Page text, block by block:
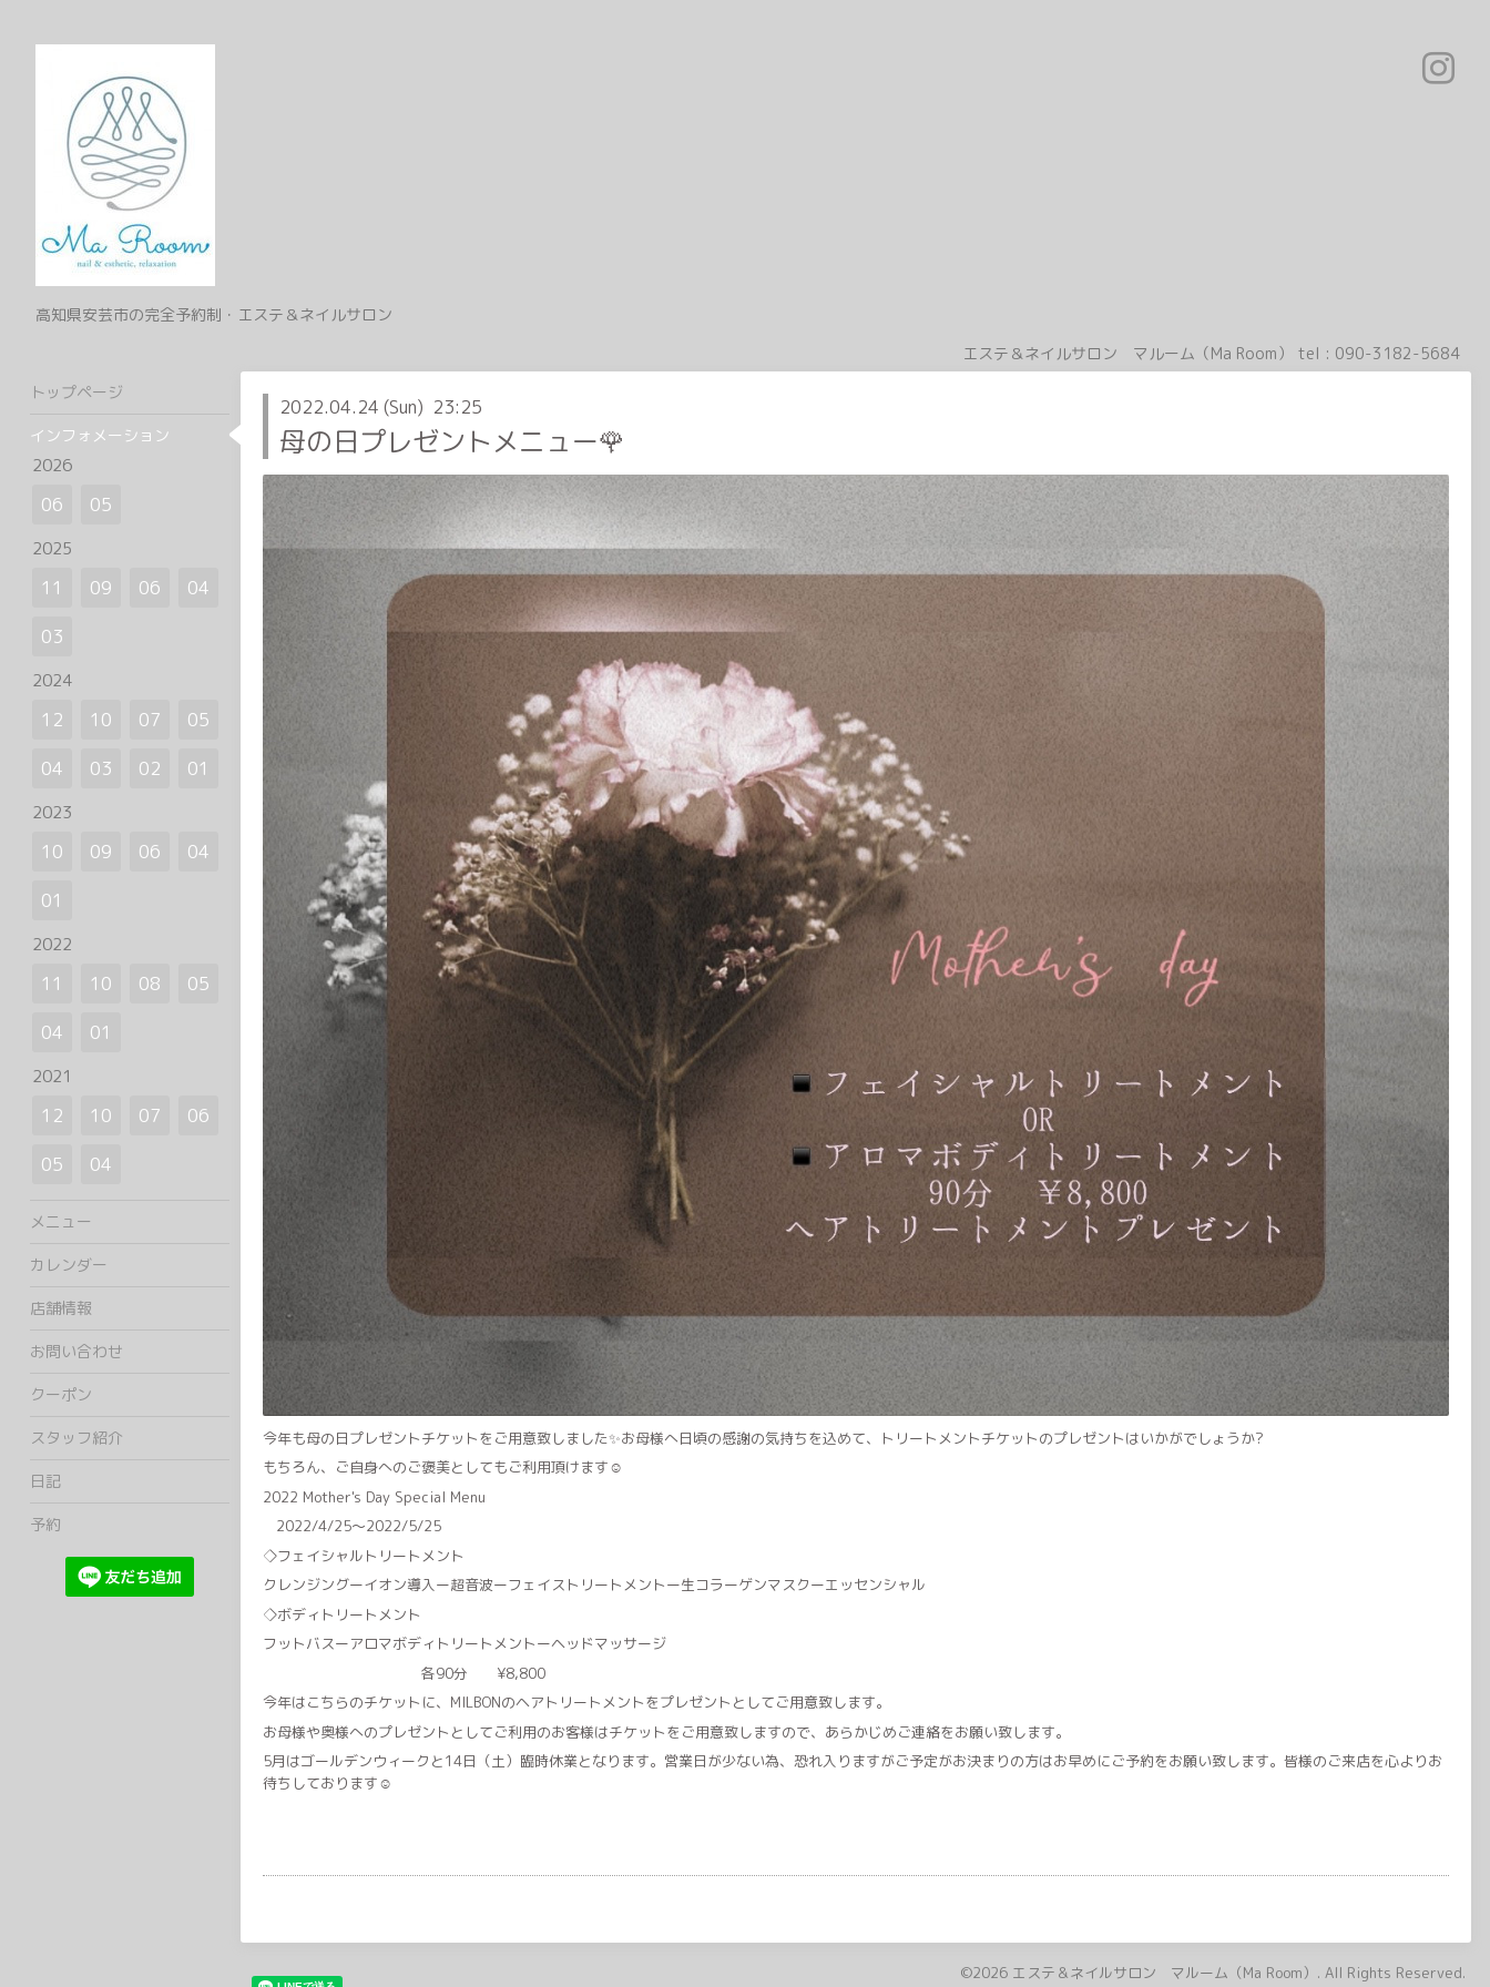
高知県安芸市の完全予約制・エステ＆ネイルサロン
エステ＆ネイルサロン マルーム（Ma Room）
tel : 090-3182-5684
2022.04.24 (Sun) 23:25
母の日プレゼントメニュー🌹
今年も母の日プレゼントチケットをご用意致しました✨お母様へ日頃の感謝の気持ちを込めて、トリートメントチケットのプレゼントはいかがでしょうか?
もちろん、ご自身へのご褒美としてもご利用頂けます☺︎
2022 Mother's Day Special Menu
2022/4/25〜2022/5/25
◇フェイシャルトリートメント
クレンジングーイオン導入ー超音波ーフェイストリートメントー生コラーゲンマスクーエッセンシャル
◇ボディトリートメント
フットバスーアロマボディトリートメントーヘッドマッサージ
各90分 ¥8,800
今年はこちらのチケットに、MILBONのヘアトリートメントをプレゼントとしてご用意致します。
お母様や奥様へのプレゼントとしてご利用のお客様はチケットをご用意致しますので、あらかじめご連絡をお願い致します。
5月はゴールデンウィークと14日（土）臨時休業となります。営業日が少ない為、恐れ入りますがご予定がお決まりの方はお早めにご予約をお願い致します。皆様のご来店を心よりお
待ちしております☺︎
©2026 エステ＆ネイルサロン マルーム（Ma Room） . All Rights Reserved.
トップページ
インフォメーション
2026
06 05
2025
11 09 06
04
03
2024
12 10 07
05
04
03 02 01
2023
10 09 06
04
01
2022
11 10 08
05
04
01
2021
12 10 07
06
05
04
メニュー
カレンダー
店舗情報
お問い合わせ
クーポン
スタッフ紹介
日記
予約